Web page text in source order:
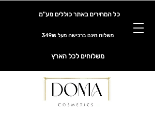
כל המחירים באתר כוללים מע''מ
משלוח חינם ברכישה מעל 349₪
משלוחים לכל הארץ